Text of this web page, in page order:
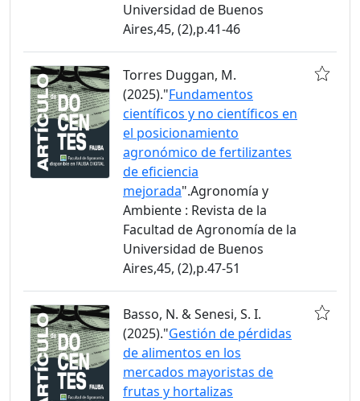
Universidad de Buenos
Aires,45, (2),p.41-46
Torres Duggan, M.
(2025)."Fundamentos
científicos y no científicos en
el posicionamiento
agronómico de fertilizantes
de eficiencia
mejorada".Agronomía y
Ambiente : Revista de la
Facultad de Agronomía de la
Universidad de Buenos
Aires,45, (2),p.47-51
Basso, N. & Senesi, S. I.
(2025)."Gestión de pérdidas
de alimentos en los
mercados mayoristas de
frutas y hortalizas